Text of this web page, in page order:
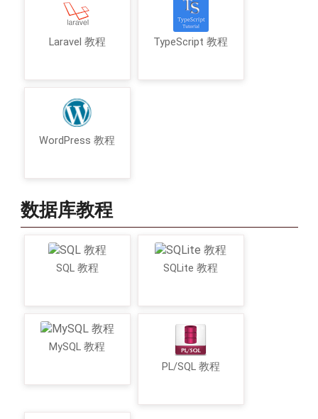
Laravel 教程 TypeScript 教程
WordPress 教程
数据库教程
SQL 教程 SQLite 教程
MySQL 教程
PL/SQL 教程